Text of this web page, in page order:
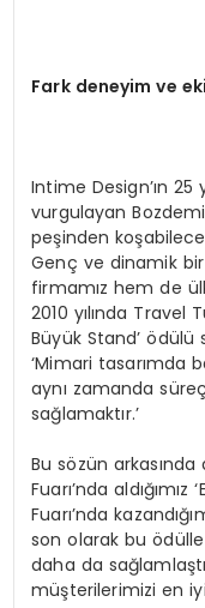
Fark deneyim ve
Intime Design’ın 25
vurgulayan
peşinden
Genç ve dinamik
firmamız hem de
2010 yılında Travel
Büyük Stand’
‘Mimari tasarımda
aynı zamanda
sağlamaktır.’
Bu sözün
Fuarı’nda
Fuarı’nda
son olarak bu
daha da
müşterilerimizi en